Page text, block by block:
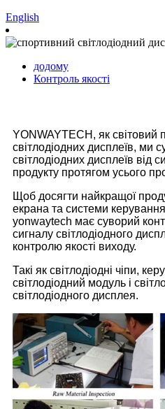
English
додому
Контроль якості
YONWAYTECH, як світовий
світлодіодних дисплеїв, ми
світлодіодних дисплеїв від
продукту протягом усього
Щоб досягти найкращої
екрана та системи
yonwaytech має суворий
сигналу світлодіодного
контролю якості виходу.
Такі як світлодіодні чіпи,
світлодіодний модуль і
світлодіодного дисплея.